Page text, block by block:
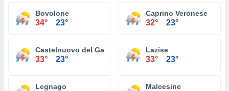
Bovolone
34° 23°
Caprino Veronese
32° 23°
Castelnuovo del Garda
33° 23°
Lazise
33° 23°
Legnago Malcesine